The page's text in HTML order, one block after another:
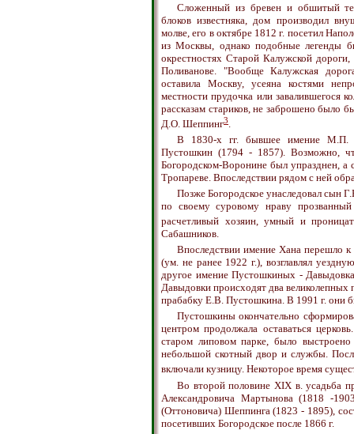
Сложенный из бревен и обшитый
блоков известняка, дом производил
молве, его в октябре 1812 г. посетил
из Москвы, однако подобные легенды
окрестностях Старой Калужской
Поливанове. "Вообще Калужская
оставила Москву, усеяна костями
местности прудочка или завалившегося
рассказам стариков, не заброшено было
Д.О. Шеппинг3
В 1830-х гг. бывшее имение М.П.
Пустошкин (1794 - 1857). Возможно,
Богородском-Воронине был упразднен, а
Тропареве. Впоследствии рядом с ней
Позже Богородское унаследовал сын
по своему суровому нраву
расчетливый хозяин, умный и
Сабашников.
Впоследствии имение Хана перешло
(ум. не ранее 1922 г.), возглавлял
другое имение Пустошкиных -
Давыдовки происходят два
прабабку Е.В. Пустошкина. В 1991 г. они
Пустошкины окончательно
центром продолжала оставаться
старом липовом парке, было выстроено
небольшой скотный двор и службы.
включали кузницу. Некоторое время
Во второй половине XIX в. усадьба
Александровича Мартынова (1818 -
(Оттоновича) Шеппинга (1823 - 1895),
посетивших Богородское после 1866 г.